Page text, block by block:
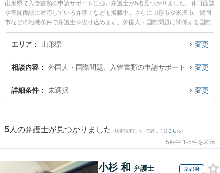
山形県で入管書類の申請サポートに強い弁護士が5名見つかりました。休日面談
や夜間面談に対応している弁護士なども掲載中。さらに山形市や米沢市、鶴岡
市などの地域条件で弁護士を絞り込めます。外国人・国際問題に関係する国際
離婚やハーグ条約、国際結婚等の細かな分野での絞り込み検索もでき便利で
す。特に及川法律事務所の及川 善大弁護士や新田法律事務所の新田 裕一郎弁護
ポートのトラブルを今すぐに弁護士に相談したい』『入管書類の申請サポート
のトラブル解決の実績豊富な近くの弁護士を検索したい』『初回相談無料で入
管書類の申請サポートを法律相談できる山形県内の弁護士に相談予約したい』
エリア 山形県 変更
相談内容 外国人・国際問題、入管書類の申請サポート 変更
詳細条件 未選択 変更
5 人の弁護士が見つかりました (検索結果について詳しくは こちら)
5件中 1-5件を表示
小杉 和 弁護士 京都府